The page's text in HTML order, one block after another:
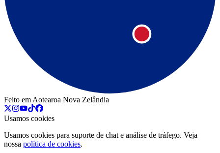
Feito em Aotearoa Nova Zelândia
Usamos cookies
Usamos cookies para suporte de chat e análise de tráfego. Veja
nossa política de cookies.